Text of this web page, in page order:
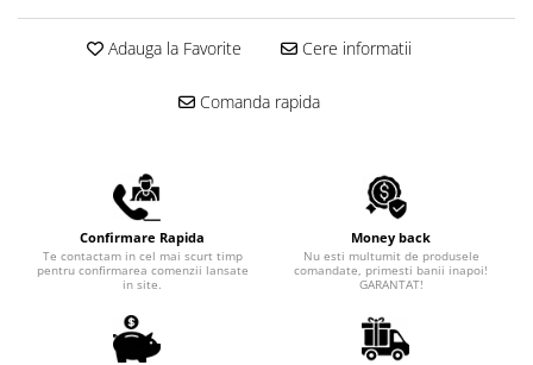
Dalti electricieni si punctatoare
Adauga la Favorite Cere informatii
Comanda rapida
Confirmare Rapida
Te contactam in cel mai scurt timp
pentru confirmarea comenzii lansate
in site.
Money back
Nu esti multumit de produsele
comandate, primesti banii inapoi!
GARANTAT!